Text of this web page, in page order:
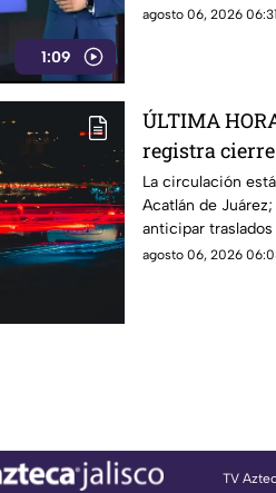
1:09
con la
agosto 06, 2026
ÚLTIMA
registra
fuerte carga
La circulación
Acatlán de
anticipar
agosto 06, 2026
TV